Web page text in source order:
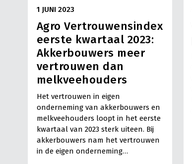
1 JUNI 2023
Agro Vertrouwensindex
eerste kwartaal 2023:
Akkerbouwers meer
vertrouwen dan
melkveehouders
Het vertrouwen in eigen
onderneming van akkerbouwers en
melkveehouders loopt in het eerste
kwartaal van 2023 sterk uiteen. Bij
akkerbouwers nam het vertrouwen
in de eigen onderneming…